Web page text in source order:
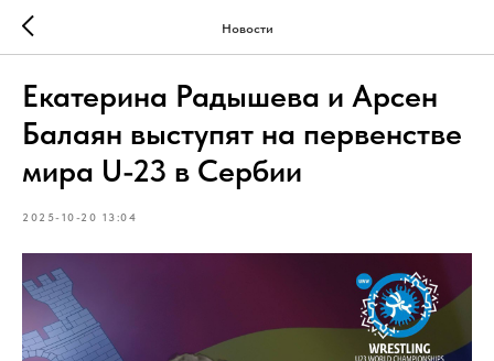
Новости
Екатерина Радышева и Арсен
Балаян выступят на первенстве
мира U-23 в Сербии
2025-10-20 13:04